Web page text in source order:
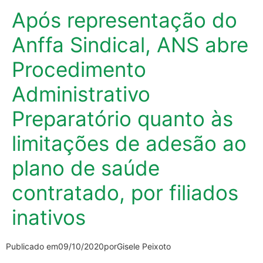
Após representação do
Anffa Sindical, ANS abre
Procedimento
Administrativo
Preparatório quanto às
limitações de adesão ao
plano de saúde
contratado, por filiados
inativos
Publicado em09/10/2020porGisele Peixoto